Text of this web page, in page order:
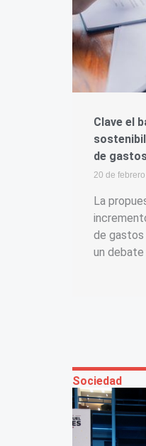
Clave el
de
20 de
La
de gastos
un debate
Sociedad